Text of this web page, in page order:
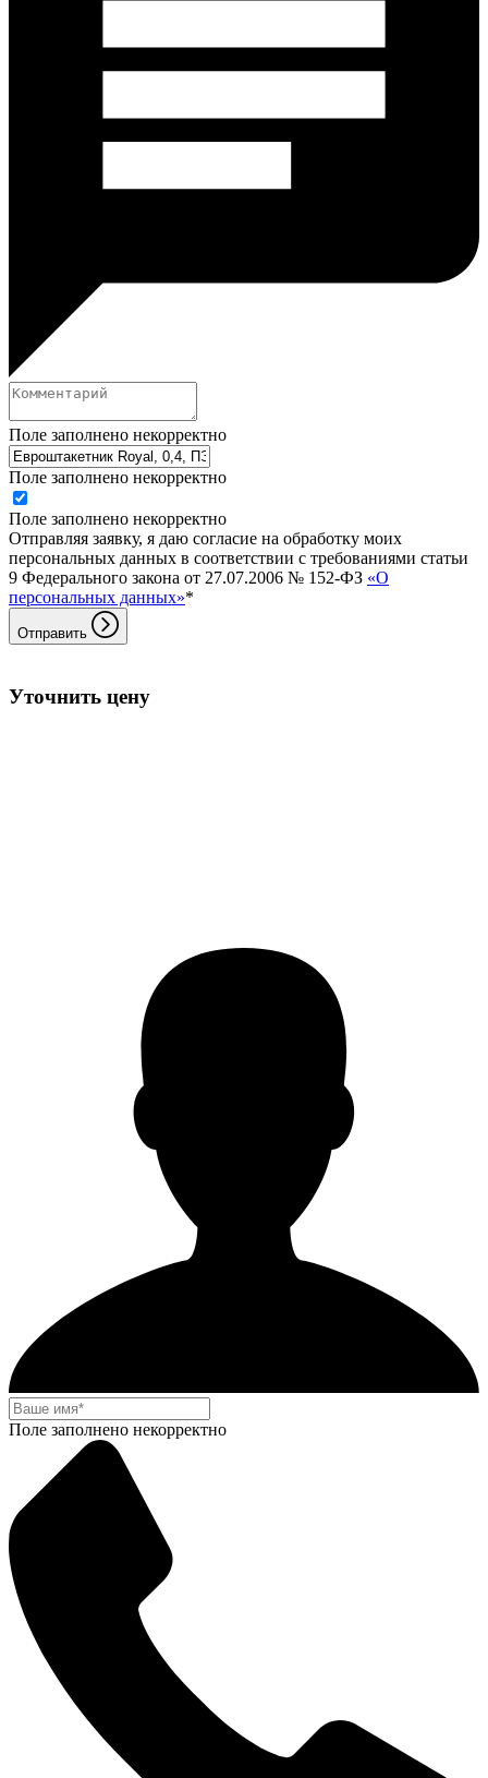
Поле заполнено некорректно
Поле заполнено некорректно
Поле заполнено некорректно
Отправляя заявку, я даю согласие на обработку моих
персональных данных в соответствии с требованиями статьи
9 Федерального закона от 27.07.2006 № 152-ФЗ «О
персональных данных»*
Отправить
Уточнить цену
Поле заполнено некорректно